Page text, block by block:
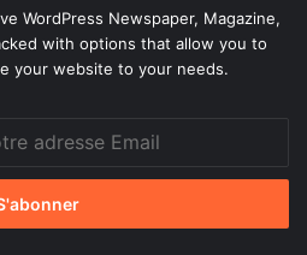
WordPress Newspaper, Magazine,
with options that allow you to
your website to your needs.